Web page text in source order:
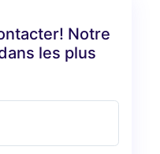
Notre
les plus